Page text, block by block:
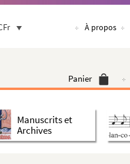
À propos
Panier
Manuscrits et
Archives